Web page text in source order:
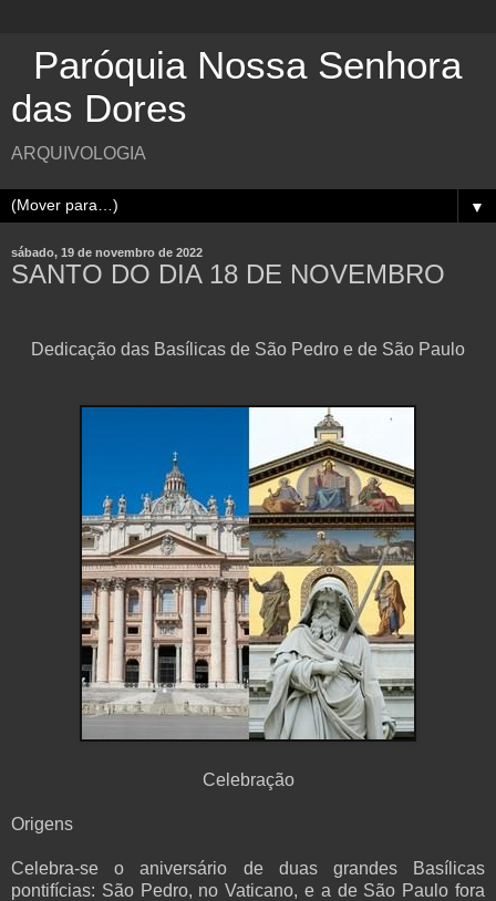
Paróquia Nossa Senhora
das Dores
ARQUIVOLOGIA
▼
sábado, 19 de novembro de 2022
SANTO DO DIA 18 DE NOVEMBRO
Dedicação das Basílicas de São Pedro e de São Paulo
Celebração
Origens
Celebra-se o aniversário de duas grandes Basílicas
pontifícias: São Pedro, no Vaticano, e a de São Paulo fora